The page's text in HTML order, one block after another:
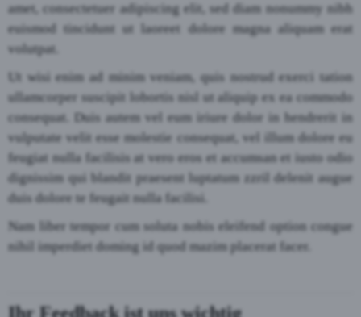
amet, consectetuer adipiscing elit, sed diam nonummy nibh
euismod tincidunt ut laoreet dolore magna aliquam erat
volutpat.
Ut wisi enim ad minim veniam, quis nostrud exerci tation
ullamcorper suscipit lobortis nisl ut aliquip ex ea commodo
consequat. Duis autem vel eum iriure dolor in hendrerit in
vulputate velit esse molestie consequat, vel illum dolore eu
feugiat nulla facilisis at vero eros et accumsan et iusto odio
dignissim qui blandit praesent luptatum zzril delenit augue
duis dolore te feugait nulla facilisi.
Nam liber tempor cum soluta nobis eleifend option congue
nihil imperdiet doming id quod mazim placerat facer.